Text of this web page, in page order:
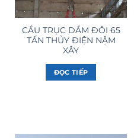
CẦU TRỤC DẦM ĐÔI 65
TẤN THỦY ĐIỆN NẬM
XÂY
ĐỌC TIẾP